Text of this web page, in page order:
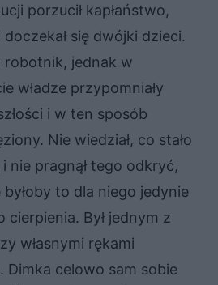
porzucił kapłaństwo,
doczekał się dwójki dzieci.
robotnik, jednak w
władze przypomniały
i w ten sposób
Nie wiedział, co stało
nie pragnął tego odkryć,
byłoby to dla niego jedynie
cierpienia. Był jednym z
własnymi rękami
Dimka celowo sam sobie